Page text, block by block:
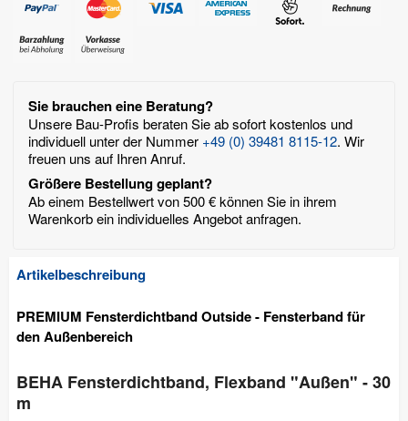
Sie brauchen eine Beratung?
Unsere Bau-Profis beraten Sie ab sofort kostenlos und
individuell unter der Nummer +49 (0) 39481 8115-12. Wir
freuen uns auf Ihren Anruf.
Größere Bestellung geplant?
Ab einem Bestellwert von 500 € können Sie in ihrem
Warenkorb ein individuelles Angebot anfragen.
Artikelbeschreibung
PREMIUM Fensterdichtband Outside - Fensterband für
den Außenbereich
BEHA Fensterdichtband, Flexband "Außen" - 30
m